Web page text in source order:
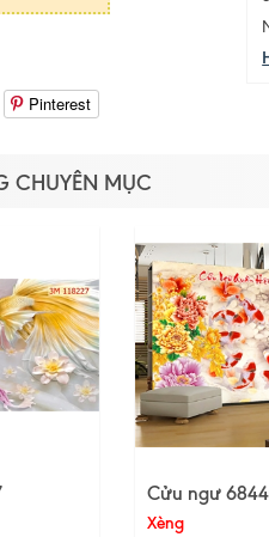
Pinterest
CHUYÊN MỤC
Cửu ngư
Xèng